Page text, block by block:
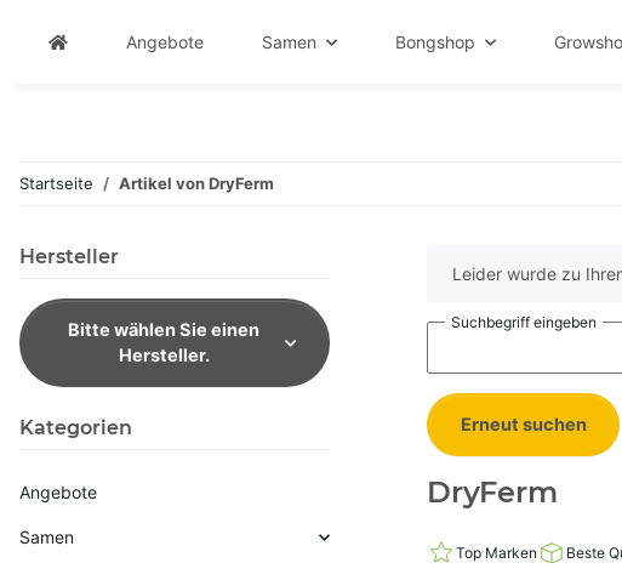
Angebote Samen Bongshop
Startseite Artikel von DryFerm
xLeider wurde zu
Suchbegriff eingeben
Erneut suchen
DryFerm
Top Marken Beste
Hersteller
Bitte wählen Sie einen
Hersteller.
Kategorien
Angebote
Samen